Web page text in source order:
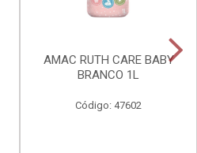
AMAC RUTH CARE BABY
BRANCO 1L
Código: 47602